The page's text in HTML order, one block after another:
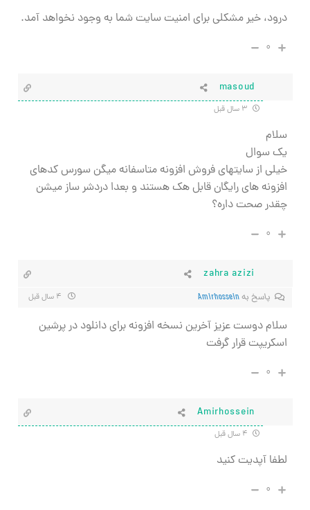
درود، خیر مشکلی برای امنیت سایت شما به وجود نخواهد آمد.
۰
masoud
سلام
یک سوال
خیلی از سایتهای فروش افزونه متاسفانه میگن سورس کدهای
افزونه های رایگان قابل هک هستند و بعدا دردشر ساز میشن
چقدر صحت داره؟
۰
zahra azizi
پاسخ بهAmirhossein
سلام دوست عزیز آخرین نسخه افزونه برای دانلود در پرشین
اسکریپت قرار گرفت
۰
Amirhossein
لطفا آپدیت کنید
۰